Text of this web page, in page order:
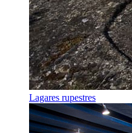
Lagares rupestres